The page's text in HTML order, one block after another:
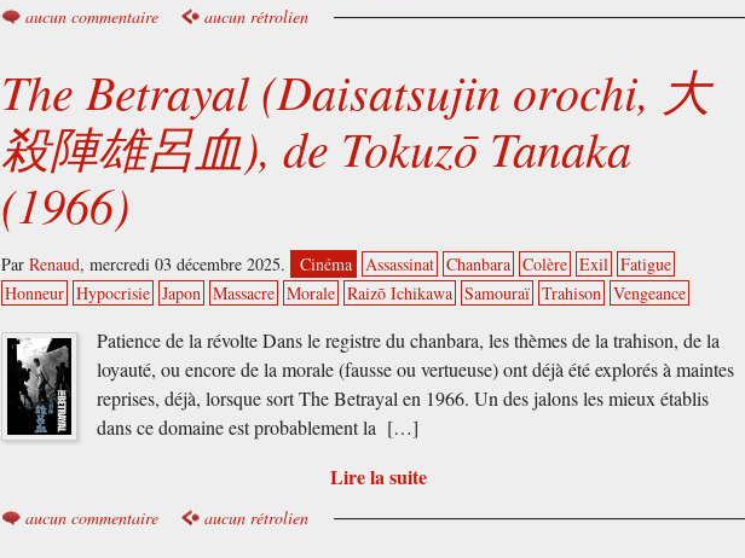
aucun commentaire aucun rétrolien
The Betrayal (Daisatsujin orochi, 大
殺陣雄呂血), de Tokuzō Tanaka
(1966)
ParRenaud,mercredi 03 décembre 2025. Cinéma Assassinat Chanbara Colère Exil Fatigue
Honneur Hypocrisie Japon Massacre Morale Raizō Ichikawa Samouraï Trahison Vengeance
Patience de la révolte Dans le registre du chanbara, les thèmes de la trahison, de la
loyauté, ou encore de la morale (fausse ou vertueuse) ont déjà été explorés à maintes
reprises, déjà, lorsque sort The Betrayal en 1966. Un des jalons les mieux établis
dans ce domaine est probablement la […]
Lire la suite
aucun commentaire aucun rétrolien